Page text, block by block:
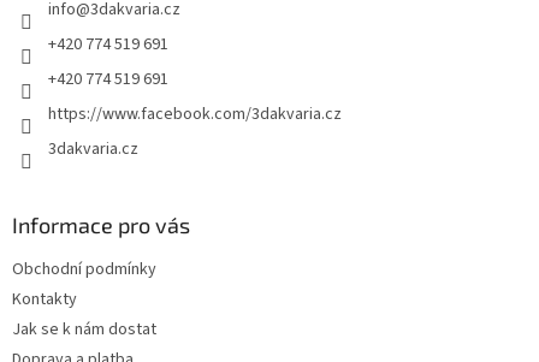
info@3dakvaria.cz
+420 774 519 691
+420 774 519 691
https://www.facebook.com/3dakvaria.cz
3dakvaria.cz
Informace pro vás
Obchodní podmínky
Kontakty
Jak se k nám dostat